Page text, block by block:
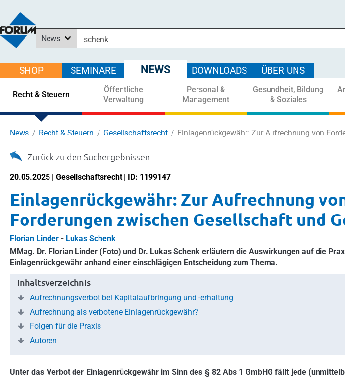
News
In Downloads suchen
Im Shop suchen
In Seminaren suchen
SHOP SEMINARE NEWS DOWNLOADS ÜBER UNS
Recht & Steuern
Öffentliche
Verwaltung
Personal &
Management
Gesundheit, Bildung
& Soziales
News Recht & Steuern Gesellschaftsrecht Einlagenrückgewähr: Zur Aufrechnung von
Zurück zu den Suchergebnissen
20.05.2025 | Gesellschaftsrecht | ID: 1199147
Einlagenrückgewähr: Zur Aufrechnung
Forderungen zwischen Gesellschaft und
Florian Linder - Lukas Schenk
MMag. Dr. Florian Linder (Foto) und Dr. Lukas Schenk erläutern die Auswirkungen auf die
Einlagenrückgewähr anhand einer einschlägigen Entscheidung zum Thema.
Inhaltsverzeichnis
Aufrechnungsverbot bei Kapitalaufbringung und -erhaltung
Aufrechnung als verbotene Einlagenrückgewähr?
Folgen für die Praxis
Autoren
Unter das Verbot der Einlagenrückgewähr im Sinn des § 82 Abs 1 GmbHG fällt jede